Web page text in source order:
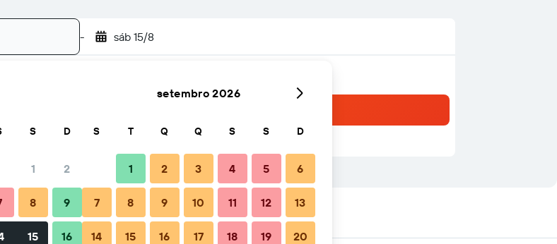
- sáb 15/8
Dicas e Perguntas frequentes Alojamentos próximos
S D
1 2
8 9
15 16
setembro 2026
S T Q Q S S D
1 2 3 4 5 6
7 8 9 10 11 12 13
14 15 16 17 18 19 20